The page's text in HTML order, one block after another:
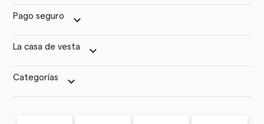
Pago seguro keyboard_arrow_down
La casa de vesta keyboard_arrow_down
Categorías keyboard_arrow_down